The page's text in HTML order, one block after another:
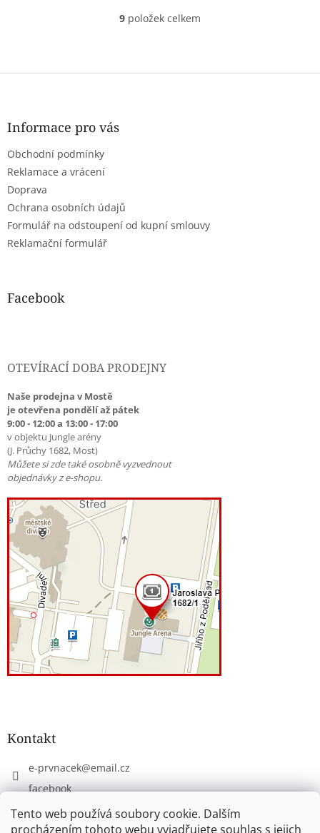
Tento web používá soubory cookie. Dalším
procházením tohoto webu vyjadřujete souhlas s jejich
O
d
p
9 položek celkem
Z
Informace pro vás
Obchodní podmínky
Reklamace a vrácení
Doprava
Ochrana osobních údajů
Formulář na odstoupení od kupní smlouvy
Reklamační formulář
Facebook
OTEVÍRACÍ DOBA PRODEJNY
Naše prodejna v Mostě
je otevřena pondělí až pátek
9:00 - 12:00 a 13:00 - 17:00
v objektu Jungle arény
(J. Průchy 1682, Most)
Můžete si zde také osobně vyzvednout
objednávky z e-shopu.
Kontakt
e-prvnacek@email.cz
facebook
eprvnacek